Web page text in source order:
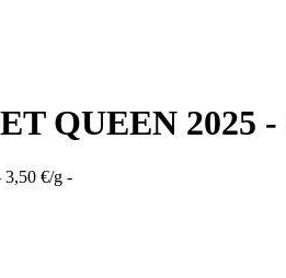
QUEEN 2025 -